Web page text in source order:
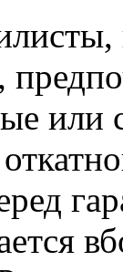
или